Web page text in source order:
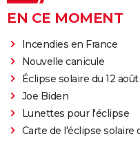
EN CE MOMENT
Incendies en France
Nouvelle canicule
Éclipse solaire du 12
Joe Biden
Lunettes pour l'éclipse
Carte de l'éclipse solaire